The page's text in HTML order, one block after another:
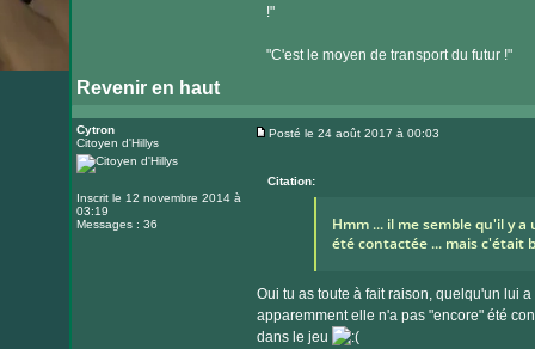
!"
"C'est le moyen de transport du futur !"
Revenir en haut
Cytron
Citoyen d'Hillys
Inscrit le 12 novembre 2014 à
03:19
Messages : 36
Posté le 24 août 2017 à 00:03
Citation:
Hmm ... il me semble qu'il y
été contactée ... mais c'était
Oui tu as toute à fait raison, quelqu'un lui
apparemment elle n'a pas "encore" été
dans le jeu